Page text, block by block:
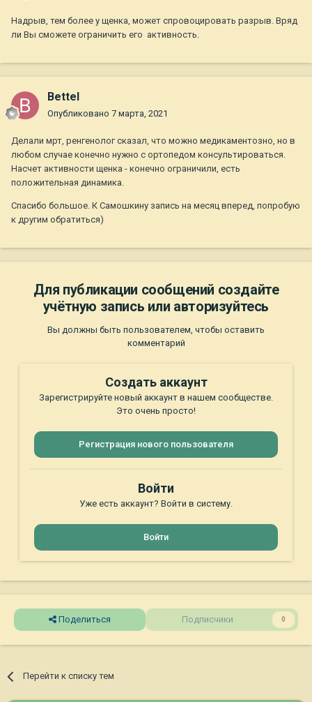
Надрыв, тем более у щенка, может спровоцировать разрыв. Вряд
ли Вы сможете ограничить его активность.
Bettel
Опубликовано 7 марта, 2021
Делали мрт, ренгенолог сказал, что можно медикаментозно, но в
любом случае конечно нужно с ортопедом консультироваться.
Насчет активности щенка - конечно ограничили, есть
положительная динамика.
Спасибо большое. К Самошкину запись на месяц вперед, попробую
к другим обратиться)
Для публикации сообщений создайте
учётную запись или авторизуйтесь
Вы должны быть пользователем, чтобы оставить
комментарий
Создать аккаунт
Зарегистрируйте новый аккаунт в нашем сообществе.
Это очень просто!
Регистрация нового пользователя
Войти
Уже есть аккаунт? Войти в систему.
Войти
Поделиться Подписчики 0
Перейти к списку тем